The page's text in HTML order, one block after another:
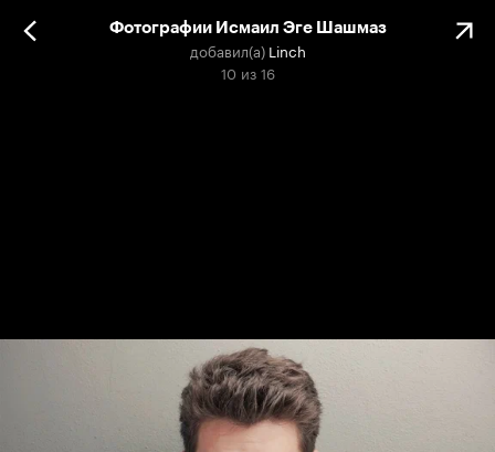
Фотографии Исмаил Эге Шашмаз
добавил(а) Linch
10 из 16